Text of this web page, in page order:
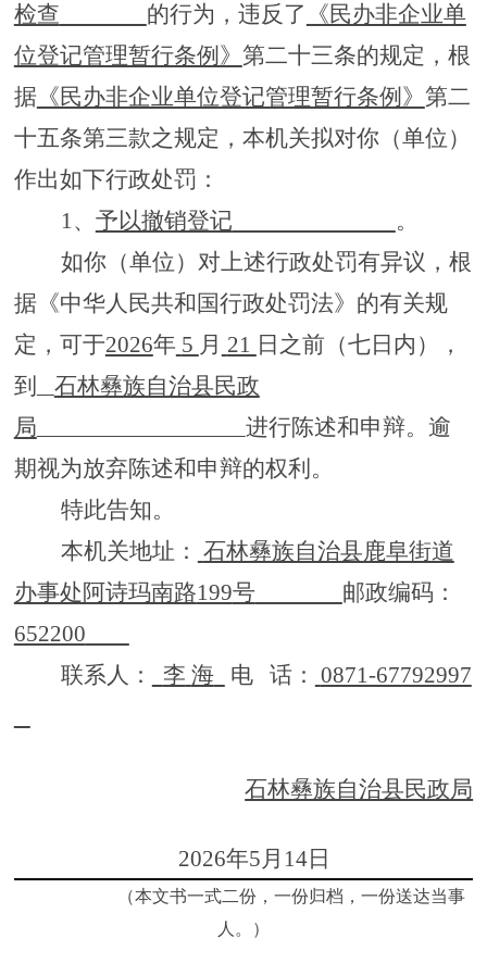
检查
的行为，违反了
《民办非企业单
位登记管理暂行条例》 第二十三条的规定，根
据《民办非企业单位登记管理暂行条例》 第二
十五条第三款之规定 ， 本机关拟对你（单位）
作出如下行政处罚：
1、 予以撤销登记
。
如你（单位）对上述行政处罚有异议，根
据《中华人民共和国行政处罚法》的有关规
定，可于2026年 5 月 21 日之前（七日内），
到
石林彝族自治县民政
局
进行陈述和申辩。逾
期视为放弃陈述和申辩的权利。
特此告知。
本机关地址： 石林彝族自治县鹿阜街道
办事处阿诗玛南路199号
邮政编码：
652200
联系人：
李 海 电 话： 0871-67792997
石林彝族自治县民政局
2026年5月 14日
（本文书一式二份，一份归档，一份送达当事
人。）